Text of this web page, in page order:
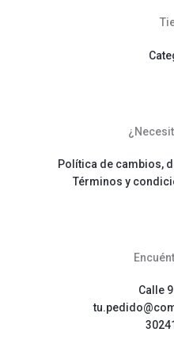
Política de cambios,
Términos y
Calle